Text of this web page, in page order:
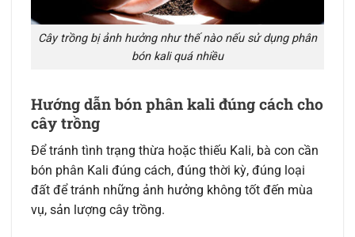
Cây trồng bị ảnh hưởng như thế nào nếu sử dụng phân
bón kali quá nhiều
Hướng dẫn bón phân kali đúng cách cho
cây trồng
Để tránh tình trạng thừa hoặc thiếu Kali, bà con cần
bón phân Kali đúng cách, đúng thời kỳ, đúng loại
đất để tránh những ảnh hưởng không tốt đến mùa
vụ, sản lượng cây trồng.